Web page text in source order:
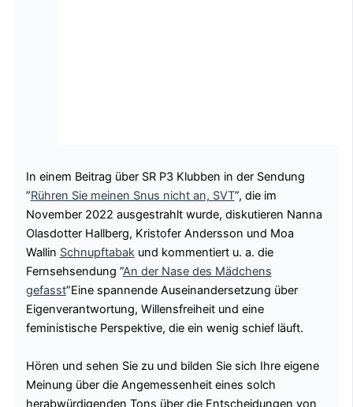
In einem Beitrag über SR P3 Klubben in der Sendung
”Rühren Sie meinen Snus nicht an, SVT”, die im
November 2022 ausgestrahlt wurde, diskutieren Nanna
Olasdotter Hallberg, Kristofer Andersson und Moa
Wallin Schnupftabakund kommentiert u. a. die
Fernsehsendung ”An der Nase des Mädchens
gefasst”Eine spannende Auseinandersetzung über
Eigenverantwortung, Willensfreiheit und eine
feministische Perspektive, die ein wenig schief läuft.
Hören und sehen Sie zu und bilden Sie sich Ihre eigene
Meinung über die Angemessenheit eines solch